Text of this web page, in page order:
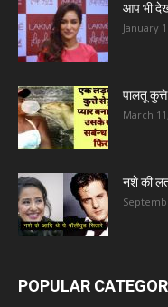
आप भी
January
पालतू
March
नशे की
POPULAR